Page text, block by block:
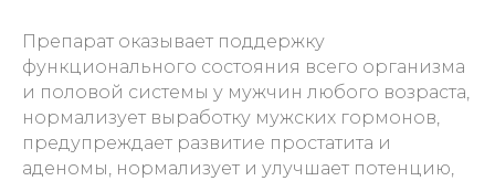
Препарат оказывает поддержку
функционального состояния всего организма
и половой системы у мужчин любого возраста,
нормализует выработку мужских гормонов,
предупреждает развитие простатита и
аденомы, нормализует и улучшает потенцию,